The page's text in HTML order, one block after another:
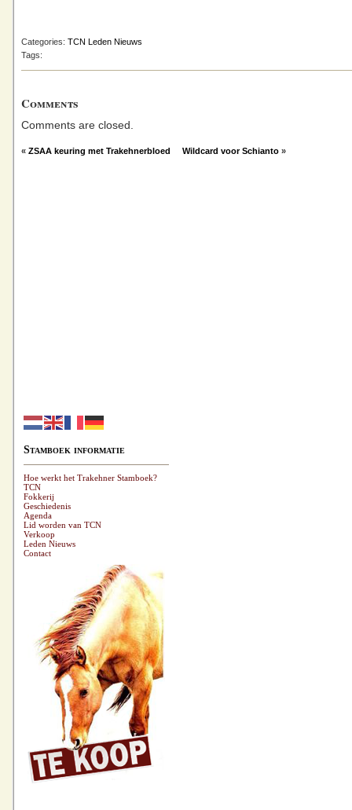
Categories: TCN Leden Nieuws
Tags:
Comments
Comments are closed.
« ZSAA keuring met Trakehnerbloed Wildcard voor Schianto »
Stamboek informatie
Hoe werkt het Trakehner Stamboek?
TCN
Fokkerij
Geschiedenis
Agenda
Lid worden van TCN
Verkoop
Leden Nieuws
Contact